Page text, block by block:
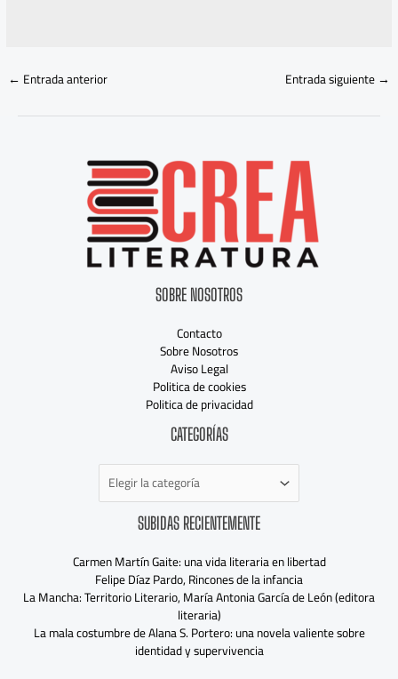
← Entrada anterior Entrada siguiente→
SOBRE NOSOTROS
Contacto
Sobre Nosotros
Aviso Legal
Politica de cookies
Politica de privacidad
CATEGORÍAS
SUBIDAS RECIENTEMENTE
Carmen Martín Gaite: una vida literaria en libertad
Felipe Díaz Pardo, Rincones de la infancia
La Mancha: Territorio Literario, María Antonia García de León (editora
literaria)
La mala costumbre de Alana S. Portero: una novela valiente sobre
identidad y supervivencia